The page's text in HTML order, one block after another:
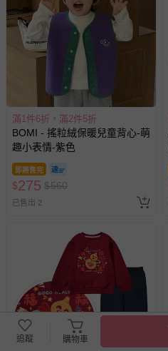
滿1件6折，滿2件5折
BOMI - 搖粒絨保暖兒童背心-萌
趣小表情-紫色
即將售完
$275 $560
已售出 2
追蹤 購物車